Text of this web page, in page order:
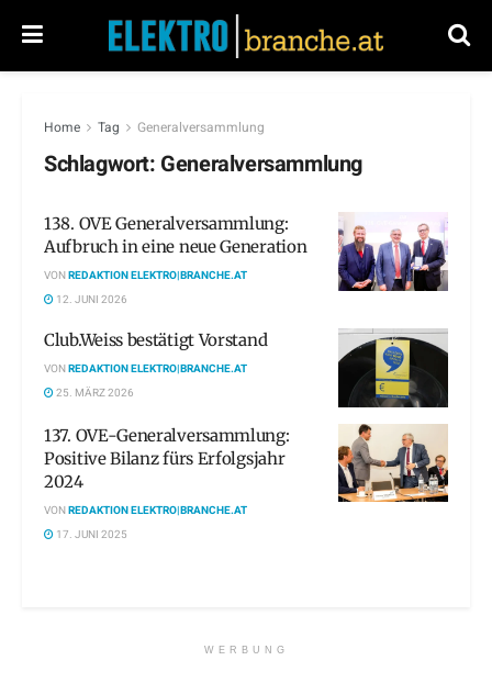
Home Tag Generalversammlung
Schlagwort: Generalversammlung
138. OVE Generalversammlung:
Aufbruch in eine neue Generation
VONREDAKTION ELEKTRO|BRANCHE.AT
12. JUNI 2026
Club.Weiss bestätigt Vorstand
VONREDAKTION ELEKTRO|BRANCHE.AT
25. MÄRZ 2026
137. OVE-Generalversammlung:
Positive Bilanz fürs Erfolgsjahr
2024
VONREDAKTION ELEKTRO|BRANCHE.AT
17. JUNI 2025
WERBUNG